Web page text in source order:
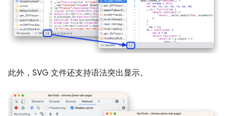
此外，SVG 文件还支持语法突出显示。